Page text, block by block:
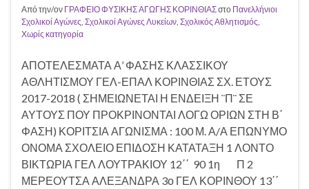
Από την/ον ΓΡΑΦΕΙΟ ΦΥΣΙΚΗΣ ΑΓΩΓΗΣ ΚΟΡΙΝΘΙΑΣστο Πανελλήνιοι
Σχολικοί Αγώνες Σχολικοί Αγώνες Λυκείων Σχολικός Αθλητισμός
Χωρίς κατηγορία
ΑΠΟΤΕΛΕΣΜΑΤΑ Α’ ΦΑΣΗΣ ΚΛΑΣΣΙΚΟΥ
ΑΘΛΗΤΙΣΜΟΥ ΓΕΛ-ΕΠΑΛ ΚΟΡΙΝΘΙΑΣ ΣΧ. ΕΤΟΥΣ
2017-2018 ( ΣΗΜΕΙΩΝΕΤΑΙ Η ΕΝΔΕΙΞΗ ¨Π¨ ΣΕ
ΑΥΤΟΥΣ ΠΟΥ ΠΡΟΚΡΙΝΟΝΤΑΙ ΛΟΓΩ ΟΡΙΩΝ ΣΤΗ Β΄
ΦΑΣΗ) ΚΟΡΙΤΣΙΑ ΑΓΩΝΙΣΜΑ : 100 Μ. Α/Α ΕΠΩΝΥΜΟ
ΟΝΟΜΑ ΣΧΟΛΕΙΟ ΕΠΙΔΟΣΗ ΚΑΤΑΤΑΞΗ 1 ΛΟΝΤΟ
ΒΙΚΤΩΡΙΑ ΓΕΛ ΛΟΥΤΡΑΚΙΟΥ 12΄΄ 90 1η Π 2
ΜΕΡΕΟΥΤΣΑ ΑΛΕΞΑΝΔΡΑ 3ο ΓΕΛ ΚΟΡΙΝΘΟΥ 13΄΄